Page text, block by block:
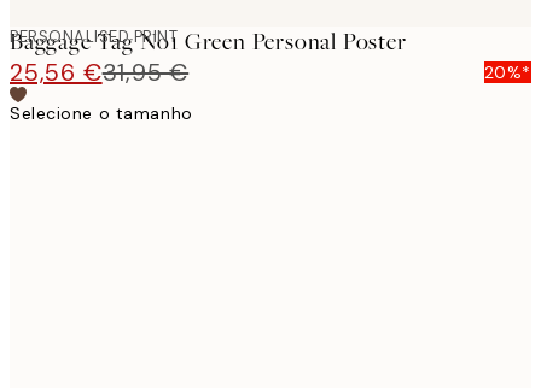
PERSONALISED PRINT
Baggage Tag No1 Green Personal Poster
25,56 €31,95 €
20%*
Selecione o tamanho